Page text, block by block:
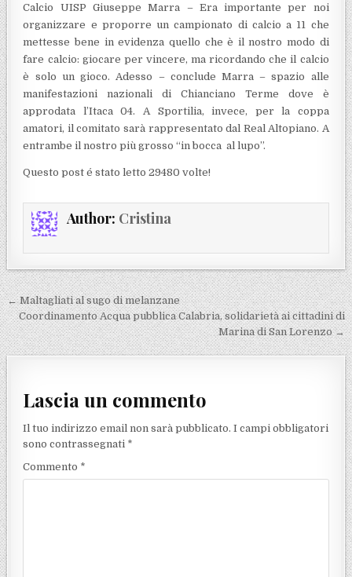
Calcio UISP Giuseppe Marra – Era importante per noi
organizzare e proporre un campionato di calcio a 11 che
mettesse bene in evidenza quello che è il nostro modo di
fare calcio: giocare per vincere, ma ricordando che il calcio
è solo un gioco. Adesso – conclude Marra – spazio alle
manifestazioni nazionali di Chianciano Terme dove è
approdata l’Itaca 04. A Sportilia, invece, per la coppa
amatori, il comitato sarà rappresentato dal Real Altopiano. A
entrambe il nostro più grosso “in bocca al lupo”.
Questo post é stato letto 29480 volte!
Author: Cristina
Navigazione articoli
← Maltagliati al sugo di melanzane
Coordinamento Acqua pubblica Calabria, solidarietà ai cittadini di
Marina di San Lorenzo →
Lascia un commento
Il tuo indirizzo email non sarà pubblicato. I campi obbligatori
sono contrassegnati *
Commento *